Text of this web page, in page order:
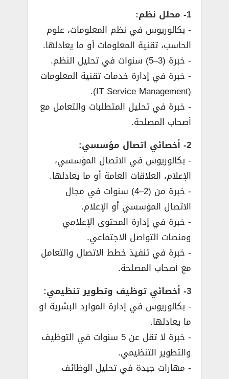
1- محلل نظم:
­- بكالوريوس في نظم المعلومات، علوم
الحاسب، تقنية المعلومات أو ما يعادلها.
­- خبرة (3–5) سنوات في تحليل النظم.
­- خبرة في إدارة خدمات تقنية المعلومات
(IT Service Management).
­- خبرة في تحليل المتطلبات والتعامل مع
أصحاب المصلحة.
2- أخصائي اتصال مؤسسي:
­- بكالوريوس في الاتصال المؤسسي،
الإعلام، العلاقات العامة أو ما يعادلها.
­- خبرة من (2–4) سنوات في مجال
الاتصال المؤسسي أو الإعلام.
­- خبرة في إدارة المحتوى الإعلامي
ومنصات التواصل الاجتماعي.
­- خبرة في تنفيذ خطط الاتصال والتعامل
مع أصحاب المصلحة.
3- أخصائي توظيف وتطوير تنظيمي:
­- بكالوريوس في إدارة الموارد البشرية او
ما يعادلها.
­- خبرة لا تقل عن 5 سنوات في التوظيف
والتطوير التنظيمي.
­- مهارات جيدة في تحليل الوظائف